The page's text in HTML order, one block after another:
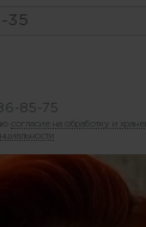
85-75
согласие на обработку и